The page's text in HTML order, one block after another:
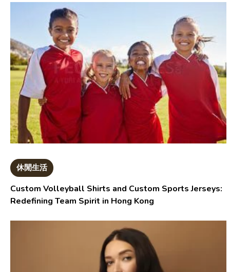
休閒生活
Custom Volleyball Shirts and Custom Sports Jerseys:
Redefining Team Spirit in Hong Kong